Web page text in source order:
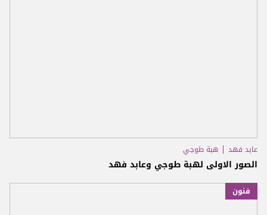
عابد فهد هبة طوجي
الصور الاولى لهبة طوجي وعابد فهد
فنون